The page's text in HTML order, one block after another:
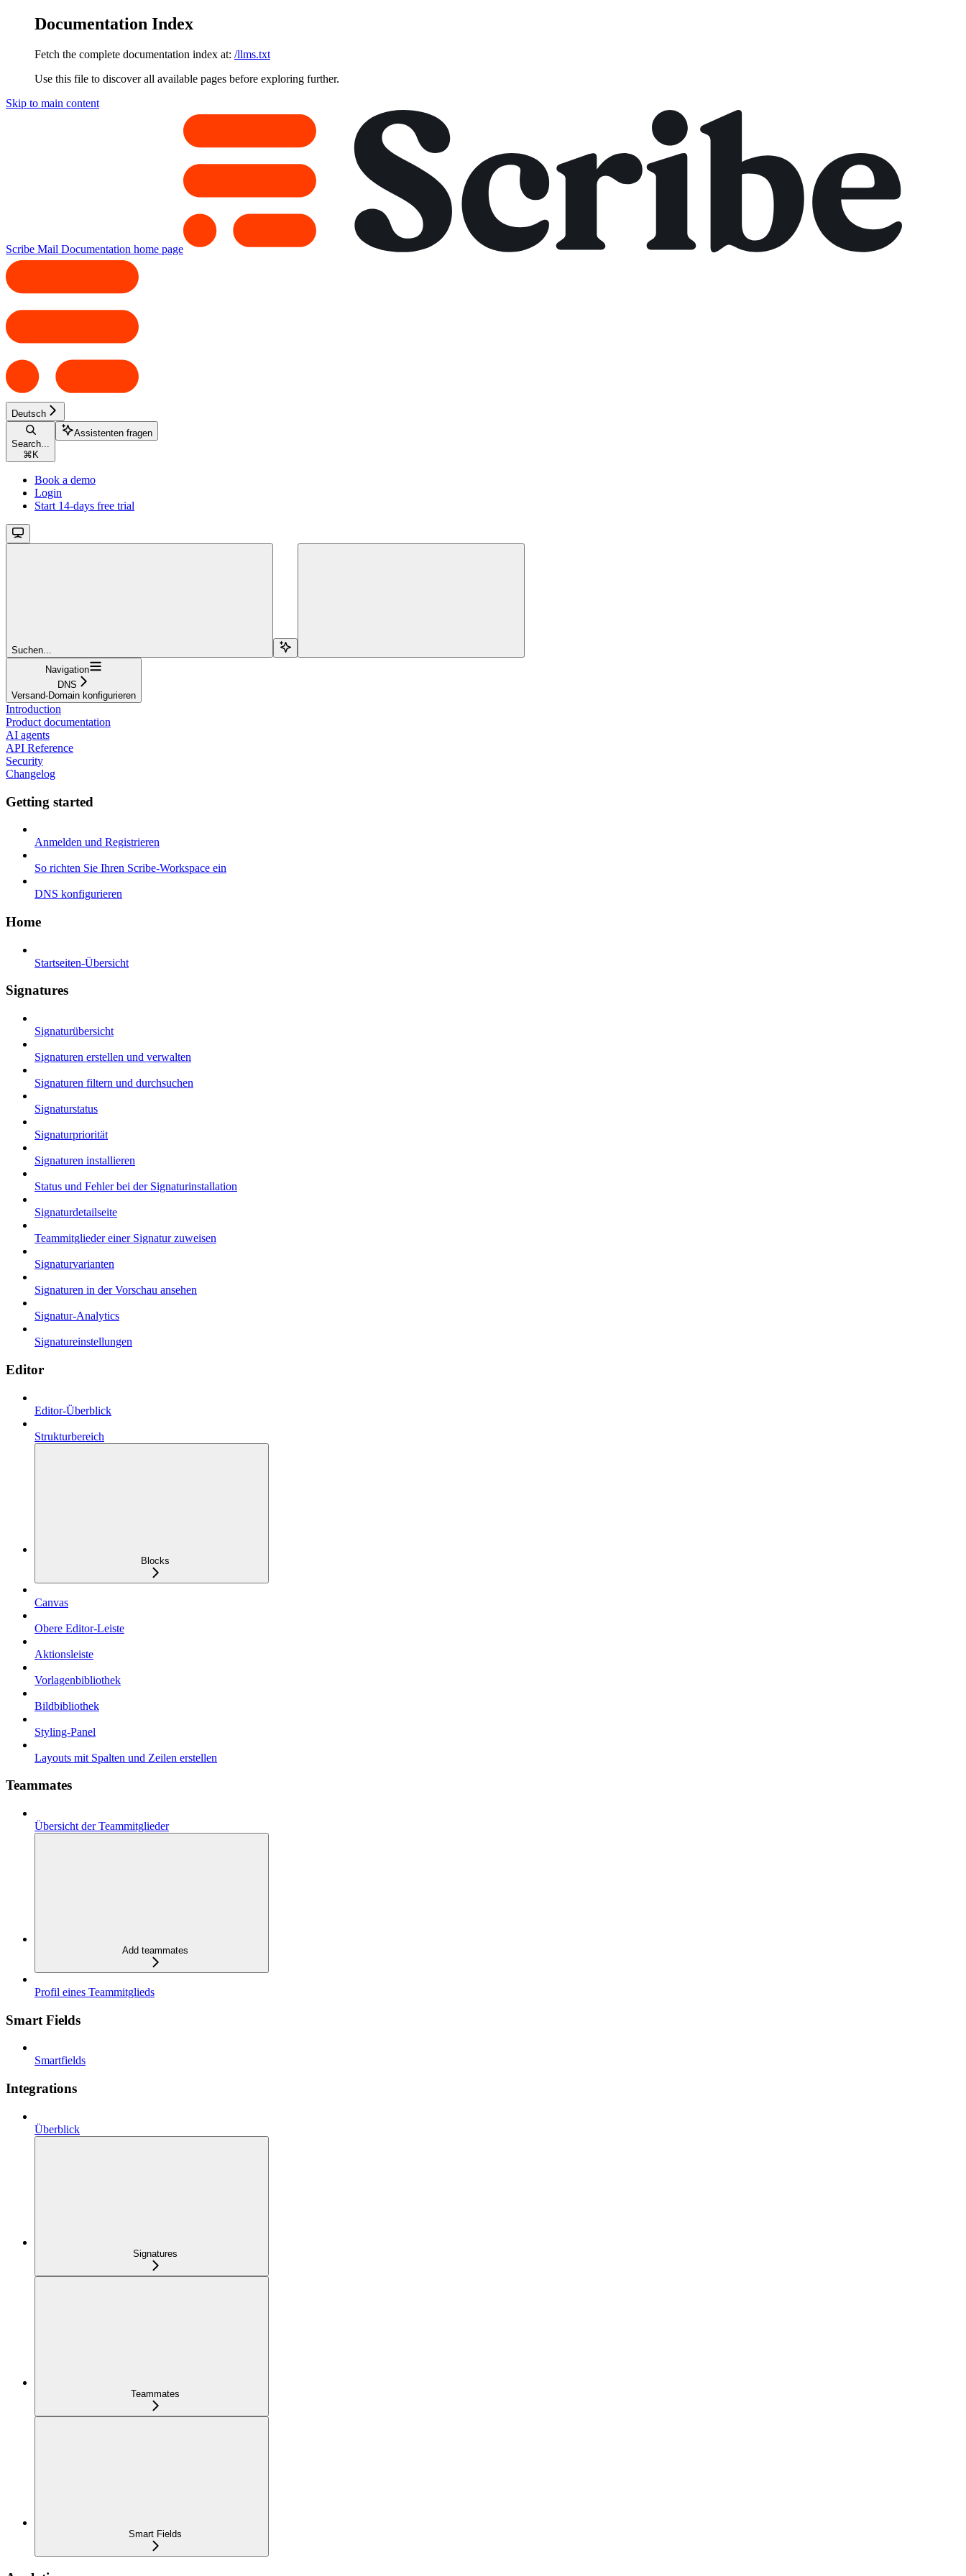
Documentation Index
Fetch the complete documentation index at: /llms.txt
Use this file to discover all available pages before exploring further.
Skip to main content
Scribe Mail Documentation home page
Deutsch
Search...
⌘ K
Assistenten fragen
Book a demo
Login
Start 14-days free trial
Suchen...
Navigation
DNS
Versand-Domain konfigurieren
Introduction
Product documentation
AI agents
API Reference
Security
Changelog
Getting started
Anmelden und Registrieren
So richten Sie Ihren Scribe-Workspace ein
DNS konfigurieren
Home
Startseiten-Übersicht
Signatures
Signaturübersicht
Signaturen erstellen und verwalten
Signaturen filtern und durchsuchen
Signaturstatus
Signaturpriorität
Signaturen installieren
Status und Fehler bei der Signaturinstallation
Signaturdetailseite
Teammitglieder einer Signatur zuweisen
Signaturvarianten
Signaturen in der Vorschau ansehen
Signatur-Analytics
Signatureinstellungen
Editor
Editor-Überblick
Strukturbereich
Blocks
Canvas
Obere Editor-Leiste
Aktionsleiste
Vorlagenbibliothek
Bildbibliothek
Styling-Panel
Layouts mit Spalten und Zeilen erstellen
Teammates
Übersicht der Teammitglieder
Add teammates
Profil eines Teammitglieds
Smart Fields
Smartfields
Integrations
Überblick
Signatures
Teammates
Smart Fields